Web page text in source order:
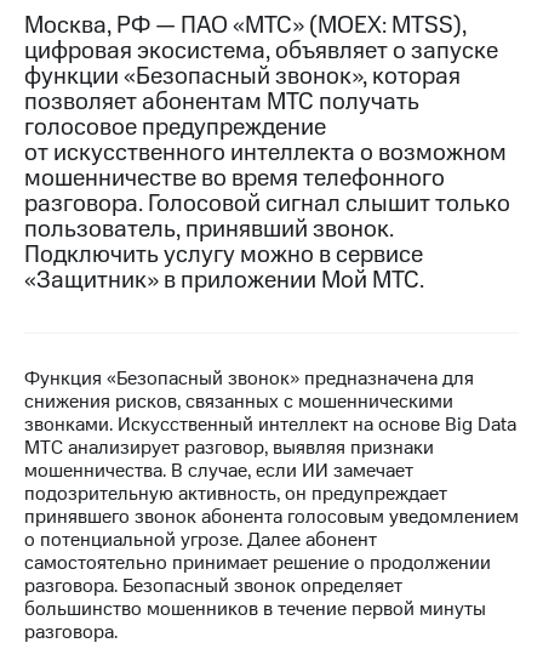
Контакты
Медиа-центр
Пресс-
релизы
МТС
о технологиях
Достижения
Интервью
Контакты
Пригласить
спикера
и акционерам
Корпоративное
управление
Корпоративный
секретарь
Раскрытие
Москва, РФ — ПАО «МТС» (MOEX: MTSS),
цифровая экосистема, объявляет о запуске
функции «Безопасный звонок», которая
позволяет абонентам МТС получать
голосовое предупреждение
от искусственного интеллекта о возможном
мошенничестве во время телефонного
разговора. Голосовой сигнал слышит только
пользователь, принявший звонок.
Подключить услугу можно в сервисе
«Защитник» в приложении Мой МТС.
Функция «Безопасный звонок» предназначена для
снижения рисков, связанных с мошенническими
звонками. Искусственный интеллект на основе Big Data
МТС анализирует разговор, выявляя признаки
мошенничества. В случае, если ИИ замечает
подозрительную активность, он предупреждает
принявшего звонок абонента голосовым уведомлением
о потенциальной угрозе. Далее абонент
самостоятельно принимает решение о продолжении
разговора. Безопасный звонок определяет
большинство мошенников в течение первой минуты
разговора.